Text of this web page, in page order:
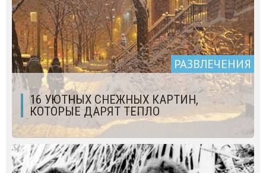
РАЗВЛЕЧЕНИЯ
16 УЮТНЫХ СНЕЖНЫХ КАРТИН,
КОТОРЫЕ ДАРЯТ ТЕПЛО